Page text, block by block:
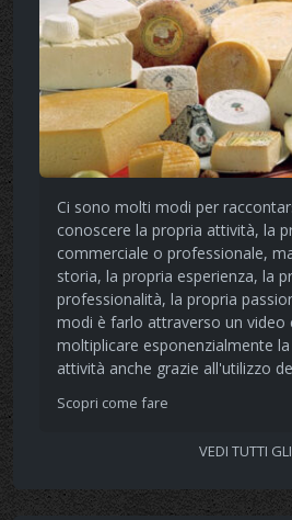
Ci sono molti modi per
conoscere la propria attività, la
commerciale o professionale,
storia, la propria esperienza, la
professionalità, la propria
modi è farlo attraverso un video
moltiplicare esponenzialmente
attività anche grazie all'utilizzo
Scopri come fare
VEDI TUTTI